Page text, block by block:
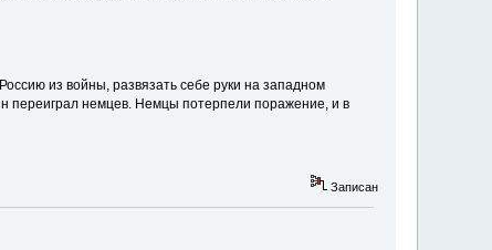
из войны, развязать себе руки на западном
переиграл немцев. Немцы потерпели поражение, и в
Записан